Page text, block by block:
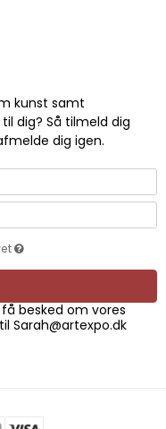
kunst samt
dig? Så tilmeld dig
dig igen.
besked om vores
Sarah@artexpo.dk